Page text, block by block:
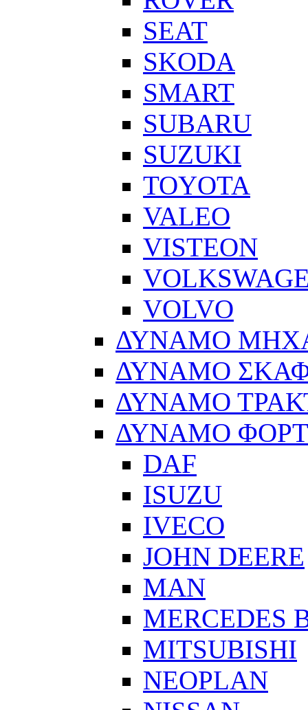
SEAT
SKODA
SMART
SUBARU
SUZUKI
TOYOTA
VALEO
VISTEON
VOLVO
ΔΥΝΑΜΟ
ΔΥΝΑΜΟ
ΔΥΝΑΜΟ
ΔΥΝΑΜΟ
DAF
ISUZU
IVECO
JOHN DEERE
MAN
MERCEDES
MITSUBISHI
NEOPLAN